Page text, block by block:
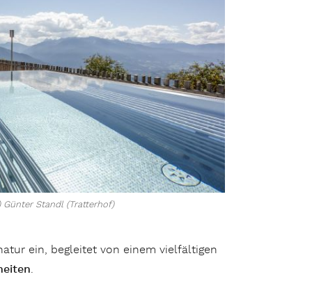
Standl (Tratterhof)
ein, begleitet von einem vielfältigen
.